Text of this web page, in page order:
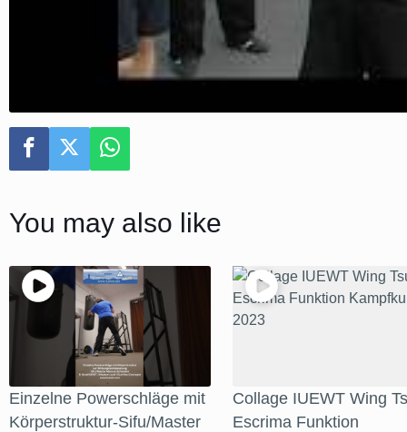
You may also like
Einzelne Powerschläge mit
Körperstruktur-Sifu/Master
Collage IUEWT Wing
Escrima Funktion